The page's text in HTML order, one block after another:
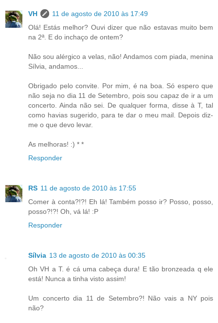
VH
11 de agosto de 2010 às 17:49
Olá! Estás melhor? Ouvi dizer que não estavas muito bem
na 2ª. E do inchaço de ontem?
Não sou alérgico a velas, não! Andamos com piada, menina
Sílvia, andamos...
Obrigado pelo convite. Por mim, é na boa. Só espero que
não seja no dia 11 de Setembro, pois sou capaz de ir a um
concerto. Ainda não sei. De qualquer forma, disse à T, tal
como havias sugerido, para te dar o meu mail. Depois diz-
me o que devo levar.
As melhoras! :) * *
Responder
RS 11 de agosto de 2010 às 17:55
Comer à conta?!?! Eh lá! Também posso ir? Posso, posso,
posso?!?! Oh, vá lá! :P
Responder
Sílvia 13 de agosto de 2010 às 00:35
Oh VH a T. é cá uma cabeça dura! E tão bronzeada q ele
está! Nunca a tinha visto assim!
Um concerto dia 11 de Setembro?! Não vais a NY pois
não?